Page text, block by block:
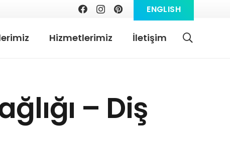
ENGLISH
Hizmetlerimiz İletişim
– Diş